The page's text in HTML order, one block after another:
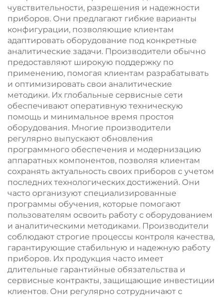
чувствительности, разрешения и надежности
приборов. Они предлагают гибкие варианты
конфигурации, позволяющие клиентам
адаптировать оборудование под конкретные
аналитические задачи. Производители обычно
предоставляют широкую поддержку по
применению, помогая клиентам разрабатывать
и оптимизировать свои аналитические
методики. Их глобальные сервисные сети
обеспечивают оперативную техническую
помощь и минимальное время простоя
оборудования. Многие производители
регулярно выпускают обновления
программного обеспечения и модернизацию
аппаратных компонентов, позволяя клиентам
сохранять актуальность своих приборов с учетом
последних технологических достижений. Они
часто организуют специализированные
программы обучения, которые помогают
пользователям освоить работу с оборудованием
и аналитическими методиками. Производители
соблюдают строгие процессы контроля качества,
гарантирующие стабильную и надежную работу
приборов. Их продукция часто имеет
длительные гарантийные обязательства и
сервисные контракты, защищающие инвестиции
клиентов. Они регулярно сотрудничают с